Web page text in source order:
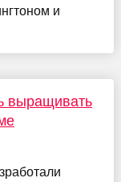
и
выращивать